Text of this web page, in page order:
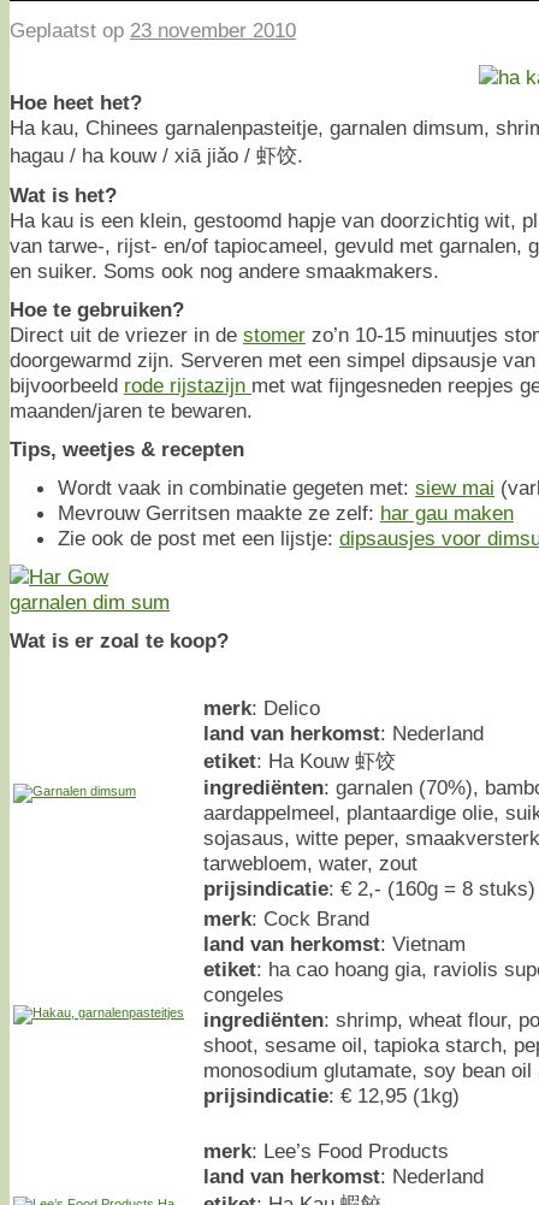
Geplaatst op 23 november 2010
Hoe heet het?
Ha kau, Chinees garnalenpasteitje, garnalen dimsum,
hagau / ha kouw / xiā jiǎo / 虾饺.
Wat is het?
Ha kau is een klein, gestoomd hapje van doorzichtig wit,
van tarwe-, rijst- en/of tapiocameel, gevuld met garnalen,
en suiker. Soms ook nog andere smaakmakers.
Hoe te gebruiken?
Direct uit de vriezer in de stomer zo’n 10-15 minuutjes
doorgewarmd zijn. Serveren met een simpel dipsausje
bijvoorbeeld rode rijstazijn met wat fijngesneden reepjes
maanden/jaren te bewaren.
Tips, weetjes & recepten
Wordt vaak in combinatie gegeten met: siew mai
Mevrouw Gerritsen maakte ze zelf: har gau maken
Zie ook de post met een lijstje: dipsausjes voor
Wat is er zoal te koop?
merk: Delico
land van herkomst: Nederland
etiket: Ha Kouw 虾饺
ingrediënten: garnalen (70%),
aardappelmeel, plantaardige olie,
sojasaus, witte peper,
tarwebloem, water, zout
prijsindicatie: € 2,- (160g = 8 stuks)
merk: Cock Brand
land van herkomst: Vietnam
etiket: ha cao hoang gia, raviolis
congeles
ingrediënten: shrimp, wheat flour,
shoot, sesame oil, tapioka starch,
monosodium glutamate, soy bean oil
prijsindicatie: € 12,95 (1kg)
merk: Lee’s Food Products
land van herkomst: Nederland